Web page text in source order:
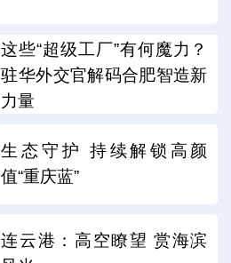
这些“超级工厂”有何魔力？
驻华外交官解码合肥智造新
力量
生态守护 持续解锁高颜
值“重庆蓝”
连云港：高空瞭望 赏海滨